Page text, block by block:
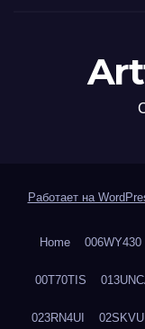
Работает на
Home 006WY430
00T70TIS
023RN4UI